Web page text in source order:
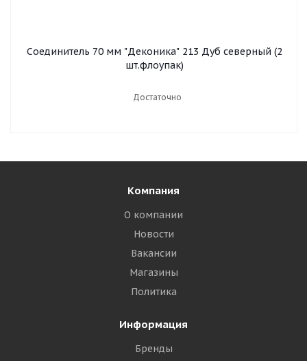
Соединитель 70 мм "Деконика" 213 Дуб северный (2
шт.флоупак)
Достаточно
Компания
О компании
Новости
Вакансии
Магазины
Политика
Информация
Бренды